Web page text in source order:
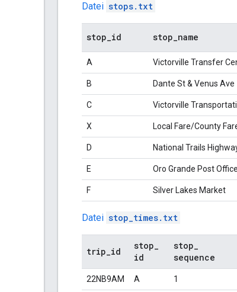
Datei stops.txt
stop id stop name
A Victorville Transfer
B Dante St & Venus Ave
C Victorville
X Local Fare/County
D National Trails
E Oro Grande Post Office
F Silver Lakes Market
Datei stop_times.txt
trip id
stop
id
stop
sequence
22NB9AM A 1